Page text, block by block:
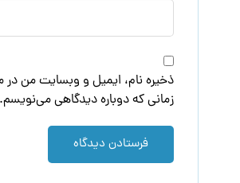
ذخیره نام، ایمیل و وبسایت من در
زمانی که دوباره دیدگاهی می‌نویسم.
فرستادن دیدگاه